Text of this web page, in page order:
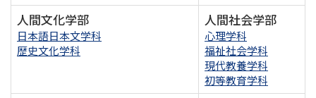
人間文化学部
日本語日本文学科
歴史文化学科
人間社会学部
心理学科
福祉社会学科
現代教養学科
初等教育学科